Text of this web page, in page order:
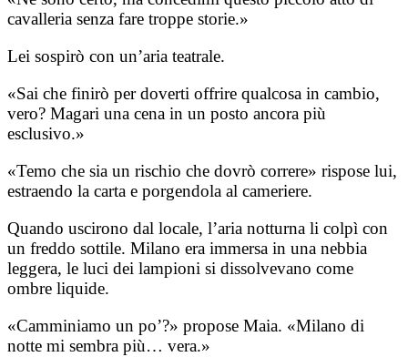
cavalleria senza fare troppe storie.»
Lei sospirò con un’aria teatrale.
«Sai che finirò per doverti offrire qualcosa in cambio,
vero? Magari una cena in un posto ancora più
esclusivo.»
«Temo che sia un rischio che dovrò correre» rispose lui,
estraendo la carta e porgendola al cameriere.
Quando uscirono dal locale, l’aria notturna li colpì con
un freddo sottile. Milano era immersa in una nebbia
leggera, le luci dei lampioni si dissolvevano come
ombre liquide.
«Camminiamo un po’?» propose Maia. «Milano di
notte mi sembra più… vera.»